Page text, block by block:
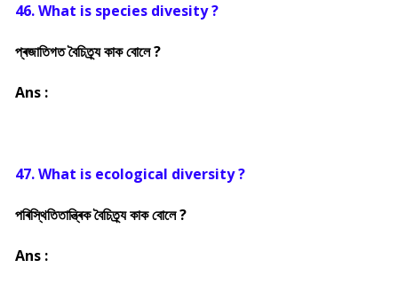
46. What is species divesity ?
প্ৰজাতিগত বৈচিত্ৰ্য কাক বোলে ?
Ans :
47. What is ecological diversity ?
পৰিস্থিতিতান্ত্ৰিক বৈচিত্ৰ্য কাক বোলে ?
Ans :